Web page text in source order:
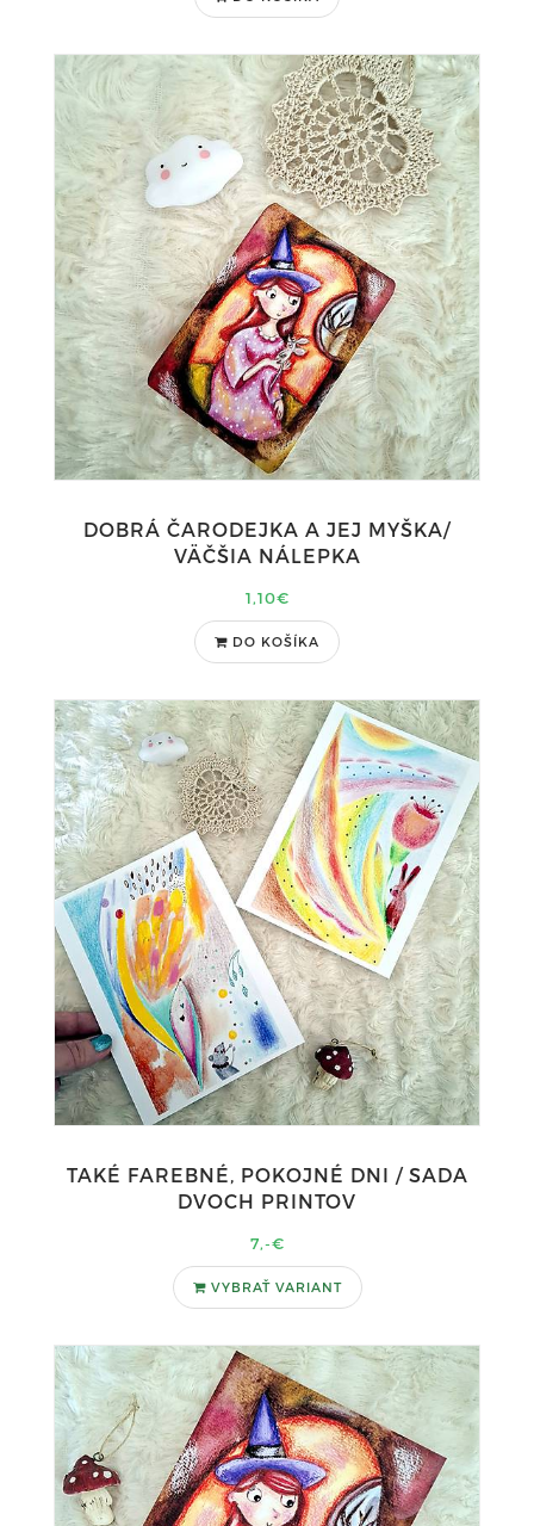
DOBRÁ ČARODEJKA A JEJ MYŠKA/
VÄČŠIA NÁLEPKA
1,10€
DO KOŠÍKA
TAKÉ FAREBNÉ, POKOJNÉ DNI / SADA
DVOCH PRINTOV
7,-€
VYBRAŤ VARIANT